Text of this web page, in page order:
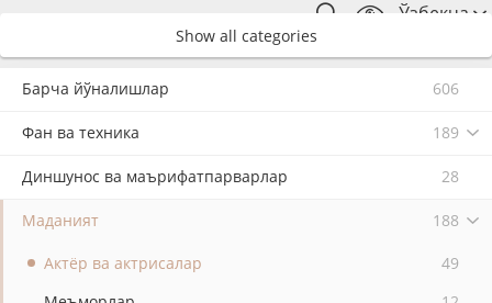
Ўзбекча
Show all categories
Барча йўналишлар 606
Фан ва техника 189
Диншунос ва маърифатпарварлар 28
Маданият 188
Актёр ва актрисалар
49